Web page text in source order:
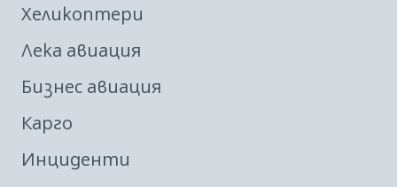
Хеликоптери
Лека авиация
Бизнес авиация
Карго
Инциденти